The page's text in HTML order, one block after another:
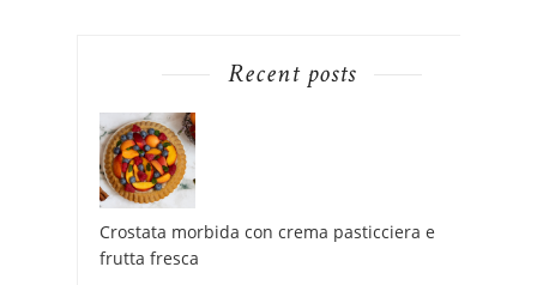
Recent posts
Crostata morbida con crema pasticciera e
frutta fresca